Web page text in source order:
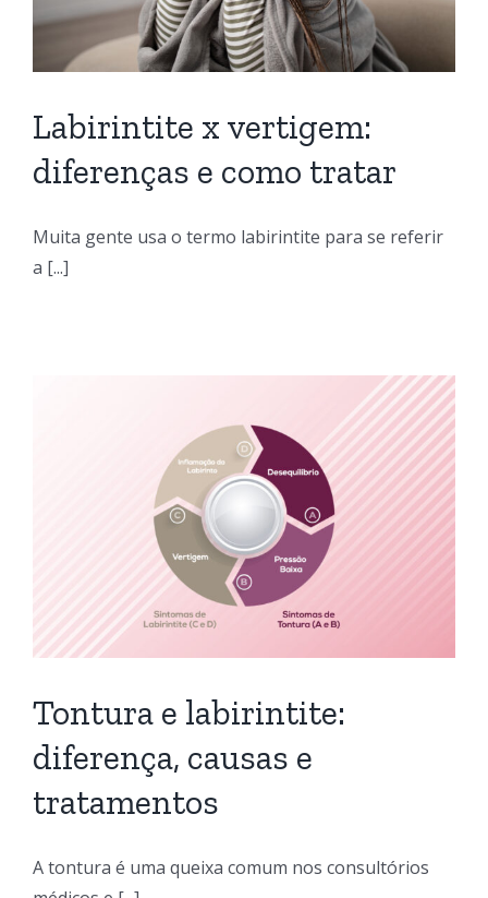
Labirintite x vertigem:
diferenças e como tratar
Muita gente usa o termo labirintite para se referir
a [...]
Tontura e labirintite:
diferença, causas e
tratamentos
A tontura é uma queixa comum nos consultórios